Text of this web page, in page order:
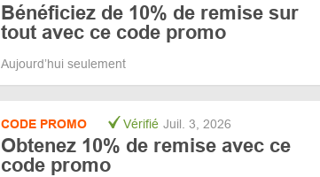
Bénéficiez de 10% de remise sur
tout avec ce code promo
Aujourd’hui seulement
CODE PROMO Vérifié Juil. 3, 2026
Obtenez 10% de remise avec ce
code promo